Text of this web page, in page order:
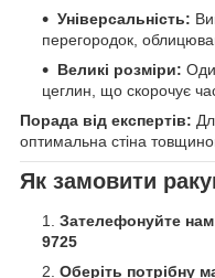
Універсальність:
перегородок,
Великі розміри:
цеглин, що скорочує
Порада від експертів:
оптимальна стіна
Як замовити
Зателефонуйте
9725
Оберіть потрібну